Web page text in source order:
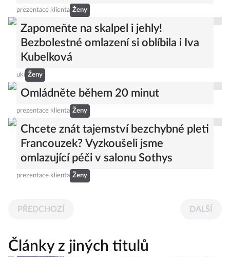
prezentace klienta Ženy
Zapomeňte na skalpel i jehly!
Bezbolestné omlazení si oblíbila i Iva
Kubelková
uki Ženy
Omládněte během 20 minut
prezentace klienta Ženy
Chcete znát tajemství bezchybné pleti
Francouzek? Vyzkoušeli jsme
omlazující péči v salonu Sothys
prezentace klienta Ženy
PŘEDCHOZÍ DALŠÍ
Články z jiných titulů